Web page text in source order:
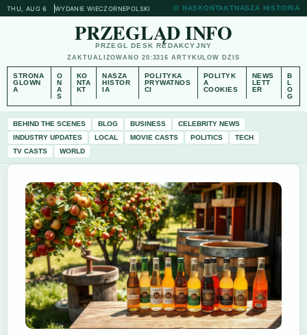
THU, AUG 6 WYDANIE WIECZORNEPOLSKI O NASKONTAKTNASZA HISTORIA
PRZEGLĄD INFO
PRZEGL DESK REDAKCYJNY
ZAKTUALIZOWANO 20:3316 ARTYKULOW DZIS
STRONA
GLOWN
A
O
N
A
S
KO
NTA
KT
NASZA
HISTOR
IA
POLITYKA
PRYWATNOS
CI
POLITYK
A
COOKIES
NEWS
LETT
ER
B
L
O
G
BEHIND THE SCENES BLOG BUSINESS
CELEBRITY NEWS
INDUSTRY UPDATES
LOCAL MOVIE CASTS POLITICS
TECH
TV CASTS
WORLD